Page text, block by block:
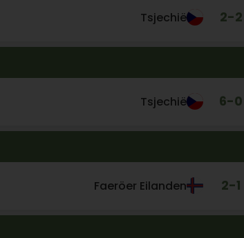
Tsjechië 2-2
Tsjechië 6-0
Faeröer Eilanden 2-1